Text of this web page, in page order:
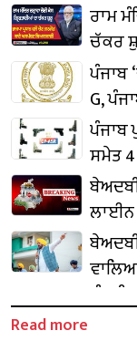
ਰਾਮ
ਚੱਕਰ
ਪੰਜਾਬ
G,
ਪੰਜਾਬ
ਸਮੇਤ
ਲਾਈਨ
ਮੰਤਰੀ
Read more